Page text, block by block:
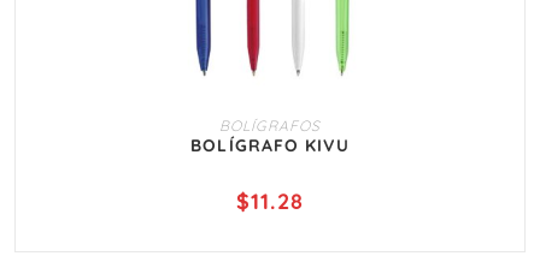
AÑADIR AL CARRITO
BOLÍGRAFOS
BOLÍGRAFO KIVU
$11.28